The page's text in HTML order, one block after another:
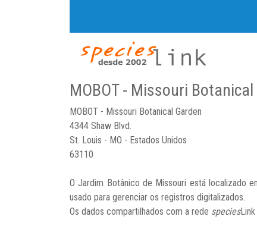
MOBOT - Missouri Botanical
MOBOT - Missouri Botanical Garden
4344 Shaw Blvd.
St. Louis - MO - Estados Unidos
63110
O Jardim Botânico de Missouri está localizado
usado para gerenciar os registros digitalizados.
Os dados compartilhados com a rede species